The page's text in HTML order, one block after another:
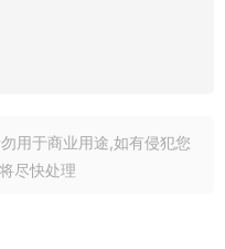
用于商业用途,如有侵犯您
尽快处理